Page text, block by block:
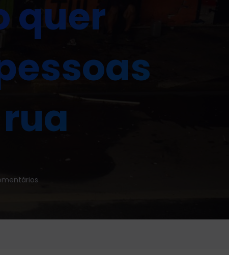
quer